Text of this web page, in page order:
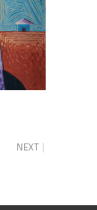
NEXT